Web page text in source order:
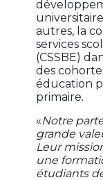
autres, la
services
(CSSBE)
des
éducation
primaire.
«Notre
grande
Leur
une
étudiants